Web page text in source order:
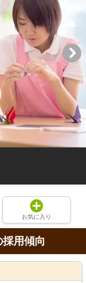
お気に入り
用傾向